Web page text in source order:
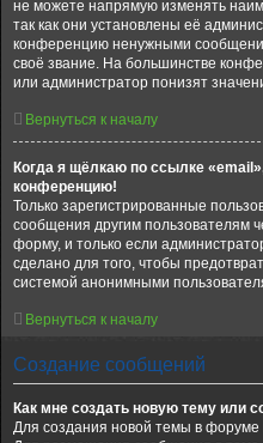
не можете напрямую изменять
так как они установлены её
конференцию ненужными
своё звание. На большинстве
или администратор понизят
Вернуться к началу
Когда я щёлкаю по ссылке
конференцию!
Только зарегистрированные
сообщения другим пользователям
форму, и только если
сделано для того, чтобы
системой анонимными
Вернуться к началу
Создание сообщений
Как мне создать новую тему или
Для создания новой темы в